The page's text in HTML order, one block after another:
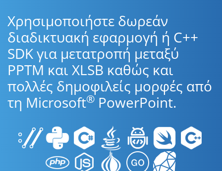
Χρησιμοποιήστε δωρεάν
διαδικτυακή εφαρμογή ή C++
SDK για μετατροπή μεταξύ
PPTM και XLSB καθώς και
πολλές δημοφιλείς μορφές από
τη Microsoft® PowerPoint.